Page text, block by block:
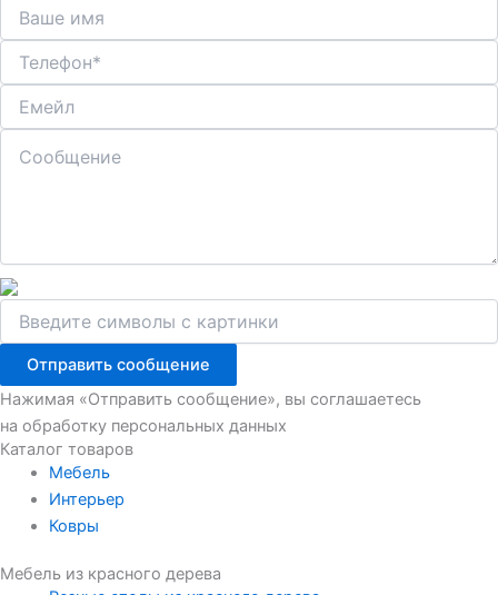
Отправить сообщение
Нажимая «Отправить сообщение», вы соглашаетесь
на обработку персональных данных
Каталог товаров
Мебель
Интерьер
Ковры
Мебель из красного дерева